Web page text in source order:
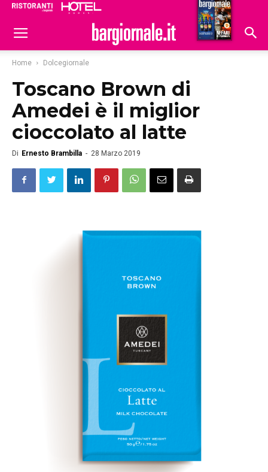
Hoteldomani
Home Dolcegiornale
Toscano Brown di
Amedei è il miglior
cioccolato al latte
Di Ernesto Brambilla - 28 Marzo 2019